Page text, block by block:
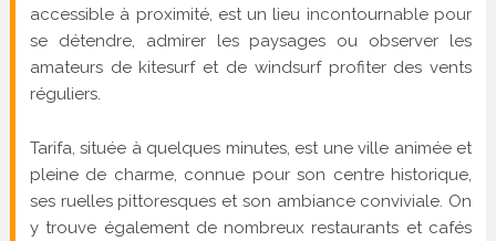
accessible à proximité, est un lieu incontournable pour
se détendre, admirer les paysages ou observer les
amateurs de kitesurf et de windsurf profiter des vents
réguliers.
Tarifa, située à quelques minutes, est une ville animée et
pleine de charme, connue pour son centre historique,
ses ruelles pittoresques et son ambiance conviviale. On
y trouve également de nombreux restaurants et cafés